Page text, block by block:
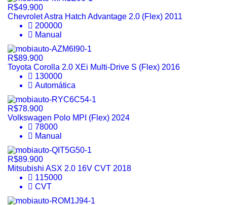
R$49.900
Chevrolet Astra Hatch Advantage 2.0 (Flex) 2011
200000
Manual
R$89.900
Toyota Corolla 2.0 XEi Multi-Drive S (Flex) 2016
130000
Automática
R$78.900
Volkswagen Polo MPI (Flex) 2024
78000
Manual
R$89.900
Mitsubishi ASX 2.0 16V CVT 2018
115000
CVT